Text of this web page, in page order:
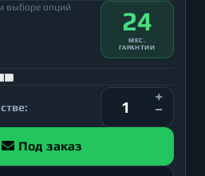
выборе опций 24
МЕС.
ГАРАНТИИ
Под заказ